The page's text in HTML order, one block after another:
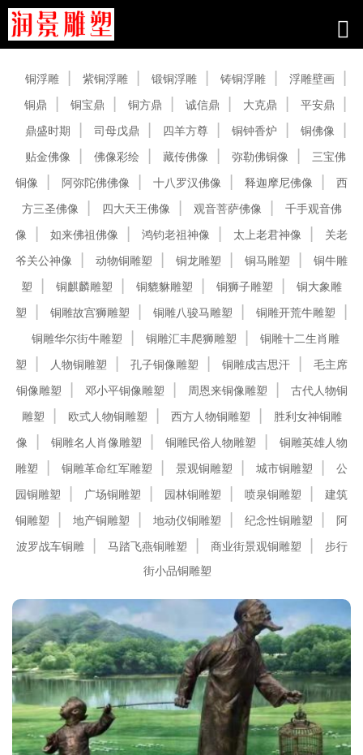
铜浮雕 紫铜浮雕 锻铜浮雕 铸铜浮雕
浮雕壁画
铜鼎
铜宝鼎 铜方鼎 诚信鼎 大克鼎
平安鼎
鼎盛时期
司母戊鼎 四羊方尊 铜钟香炉
铜佛像
贴金佛像
佛像彩绘 藏传佛像 弥勒佛铜像
三宝佛
铜像
阿弥陀佛佛像 十八罗汉佛像 释迦摩尼佛像
西
方三圣佛像
四大天王佛像 观音菩萨佛像
千手观音佛
像
如来佛祖佛像 鸿钧老祖神像 太上老君神像
关老
爷关公神像
动物铜雕塑 铜龙雕塑 铜马雕塑
铜牛雕
塑
铜麒麟雕塑 铜貔貅雕塑 铜狮子雕塑
铜大象雕
塑
铜雕故宫狮雕塑 铜雕八骏马雕塑
铜雕开荒牛雕塑
铜雕华尔街牛雕塑
铜雕汇丰爬狮雕塑
铜雕十二生肖雕
塑
人物铜雕塑 孔子铜像雕塑 铜雕成吉思汗
毛主席
铜像雕塑
邓小平铜像雕塑 周恩来铜像雕塑
古代人物铜
雕塑
欧式人物铜雕塑 西方人物铜雕塑
胜利女神铜雕
像
铜雕名人肖像雕塑 铜雕民俗人物雕塑
铜雕英雄人物
雕塑
铜雕革命红军雕塑 景观铜雕塑 城市铜雕塑
公
园铜雕塑
广场铜雕塑 园林铜雕塑 喷泉铜雕塑
建筑
铜雕塑
地产铜雕塑 地动仪铜雕塑 纪念性铜雕塑
阿
波罗战车铜雕
马踏飞燕铜雕塑 商业街景观铜雕塑
步行
街小品铜雕塑